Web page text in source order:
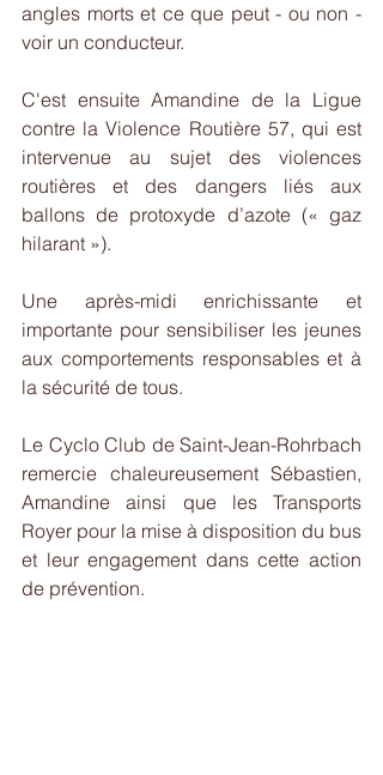
angles morts et ce que peut - ou non -
voir un conducteur.
C'est ensuite Amandine de la Ligue
contre la Violence Routière 57, qui est
intervenue au sujet des violences
routières et des dangers liés aux
ballons de protoxyde d’azote (« gaz
hilarant »).
Une après-midi enrichissante et
importante pour sensibiliser les jeunes
aux comportements responsables et à
la sécurité de tous.
Le Cyclo Club de Saint-Jean-Rohrbach
remercie chaleureusement Sébastien,
Amandine ainsi que les Transports
Royer pour la mise à disposition du bus
et leur engagement dans cette action
de prévention.